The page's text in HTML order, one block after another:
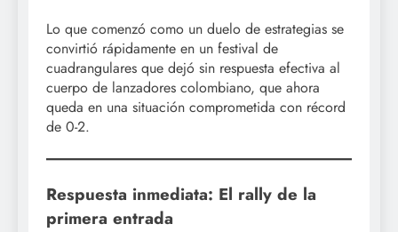
Lo que comenzó como un duelo de estrategias se
convirtió rápidamente en un festival de
cuadrangulares que dejó sin respuesta efectiva al
cuerpo de lanzadores colombiano, que ahora
queda en una situación comprometida con récord
de 0-2.
Respuesta inmediata: El rally de la
primera entrada